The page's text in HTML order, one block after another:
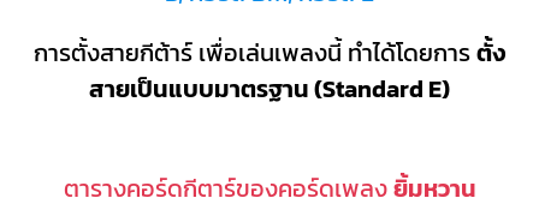
การตั้งสายกีต้าร์ เพื่อเล่นเพลงนี้ ทำได้โดยการตั้ง
สายเป็นแบบมาตรฐาน (Standard E)
ตารางคอร์ดกีตาร์ของคอร์ดเพลงยิ้มหวาน